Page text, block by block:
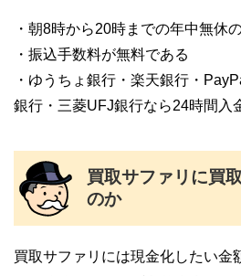
・朝8時から20時までの年中無休
・振込手数料が無料である
・ゆうちょ銀行・楽天銀行・
銀行・三菱UFJ銀行なら24時間入
買取サファリに買
のか
買取サファリには現金化したい金